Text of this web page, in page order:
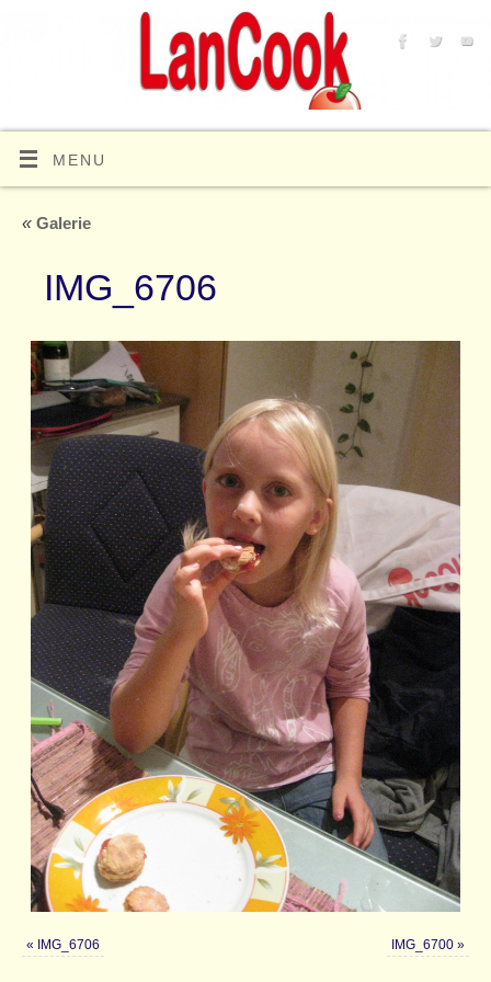
MENU
« Galerie
IMG_6706
« IMG_6706 IMG_6700»